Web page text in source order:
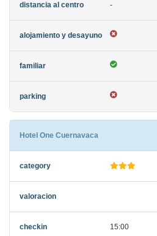
-
Hotel One Cuernavaca
15:00